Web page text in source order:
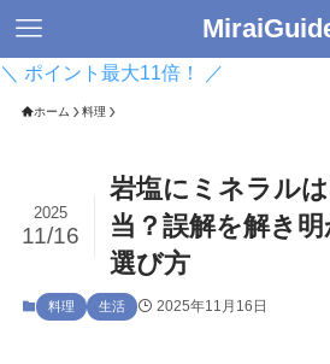
＼ ポイント最大11倍！ ／
ホーム 料理
岩塩にミネラル
当？誤解を解き
選び方
2025
11/16
料理 生活 2025年11月16日